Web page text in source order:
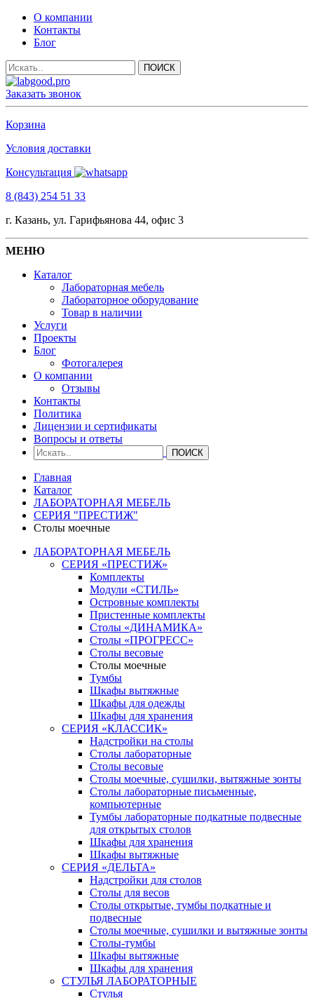
О компании
Контакты
Блог
Заказать звонок
Корзина
Условия доставки
Консультация
8 (843) 254 51 33
г. Казань, ул. Гарифьянова 44, офис 3
МЕНЮ
Каталог
Лабораторная мебель
Лабораторное оборудование
Товар в наличии
Услуги
Проекты
Блог
Фотогалерея
О компании
Отзывы
Контакты
Политика
Лицензии и сертификаты
Вопросы и ответы
Главная
Каталог
ЛАБОРАТОРНАЯ МЕБЕЛЬ
СЕРИЯ "ПРЕСТИЖ"
Столы моечные
ЛАБОРАТОРНАЯ МЕБЕЛЬ
СЕРИЯ «ПРЕСТИЖ»
Комплекты
Модули «СТИЛЬ»
Островные комплекты
Пристенные комплекты
Столы «ДИНАМИКА»
Столы «ПРОГРЕСС»
Столы весовые
Столы моечные
Тумбы
Шкафы вытяжные
Шкафы для одежды
Шкафы для хранения
СЕРИЯ «КЛАССИК»
Надстройки на столы
Столы лабораторные
Столы весовые
Столы моечные, сушилки, вытяжные зонты
Столы лабораторные письменные,
компьютерные
Тумбы лабораторные подкатные подвесные
для открытых столов
Шкафы для хранения
Шкафы вытяжные
СЕРИЯ «ДЕЛЬТА»
Надстройки для столов
Столы для весов
Столы открытые, тумбы подкатные и
подвесные
Столы моечные, сушилки и вытяжные зонты
Столы-тумбы
Шкафы вытяжные
Шкафы для хранения
СТУЛЬЯ ЛАБОРАТОРНЫЕ
Стулья